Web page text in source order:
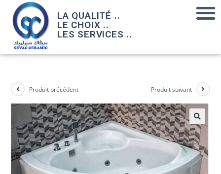
LA QUALITÉ ..
LE CHOIX ..
LES SERVICES ..
Produit précédent Produit suivant